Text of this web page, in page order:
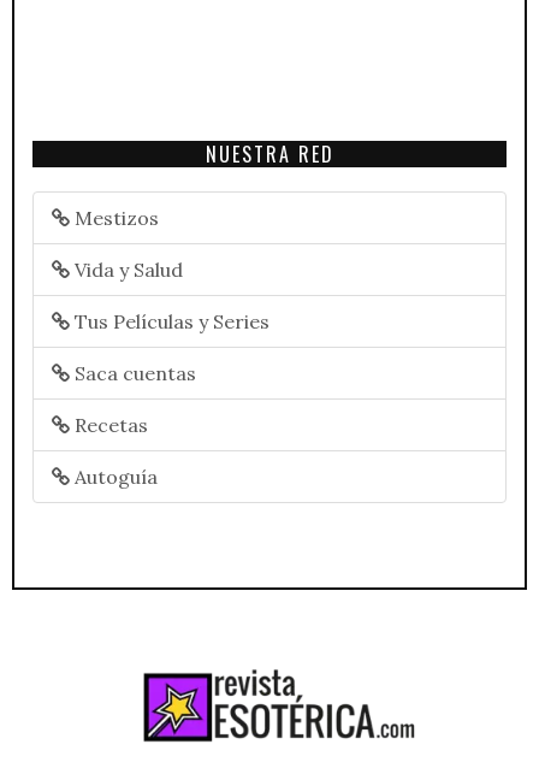
NUESTRA RED
Mestizos
Vida y Salud
Tus Películas y Series
Saca cuentas
Recetas
Autoguía